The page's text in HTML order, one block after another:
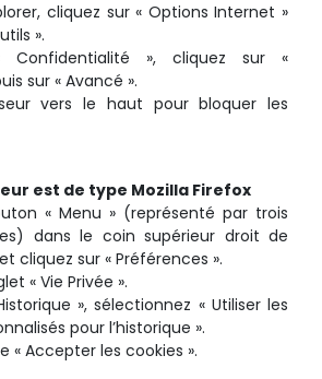
cliquez sur « Options Internet »
».
Confidentialité », cliquez sur «
sur « Avancé ».
vers le haut pour bloquer les
est de type Mozilla Firefox
« Menu » (représenté par trois
dans le coin supérieur droit de
cliquez sur « Préférences ».
« Vie Privée ».
», sélectionnez « Utiliser les
pour l’historique ».
« Accepter les cookies ».